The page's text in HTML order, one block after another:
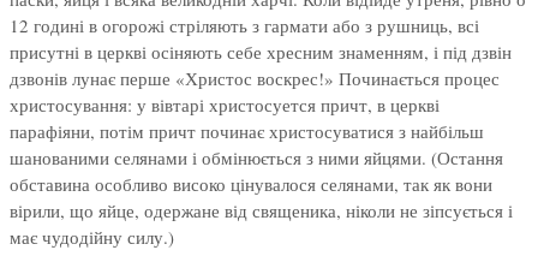
12 годині в огорожі стріляють з гармати або з рушниць, всі
присутні в церкві осіняють себе хресним знаменням, і під дзвін
дзвонів лунає перше «Христос воскрес!» Починається процес
христосування: у вівтарі христосуется причт, в церкві
парафіяни, потім причт починає христосуватися з найбільш
шанованими селянами і обмінюється з ними яйцями. (Остання
обставина особливо високо цінувалося селянами, так як вони
вірили, що яйце, одержане від священика, ніколи не зіпсується і
має чудодійну силу.)